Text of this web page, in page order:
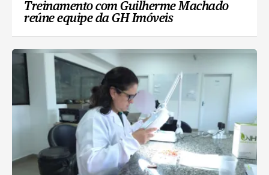
Treinamento com Guilherme Machado
reúne equipe da GH Imóveis